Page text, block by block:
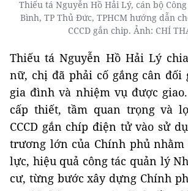
Thiếu tá Nguyễn Hồ Hải Lý, cán bộ
Bình, TP Thủ Đức, TPHCM hướng dẫn
CCCD gắn chip. Ảnh: CHÍ
Thiếu tá Nguyễn Hồ Hải Lý
nữ, chị đã phải cố gắng cân đối
gia đình và nhiệm vụ được
cấp thiết, tầm quan trọng và
CCCD gắn chíp điện tử vào sử
trương lớn của Chính phủ nhằm
lực, hiệu quả công tác quản lý
cư, từng bước xây dựng Chính